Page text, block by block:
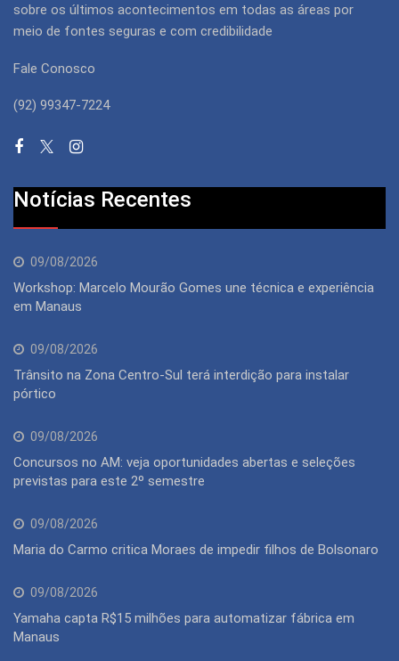
sobre os últimos acontecimentos em todas as áreas por
meio de fontes seguras e com credibilidade
Fale Conosco
(92) 99347-7224
Notícias Recentes
09/08/2026
Workshop: Marcelo Mourão Gomes une técnica e experiência
em Manaus
09/08/2026
Trânsito na Zona Centro-Sul terá interdição para instalar
pórtico
09/08/2026
Concursos no AM: veja oportunidades abertas e seleções
previstas para este 2º semestre
09/08/2026
Maria do Carmo critica Moraes de impedir filhos de Bolsonaro
09/08/2026
Yamaha capta R$15 milhões para automatizar fábrica em
Manaus